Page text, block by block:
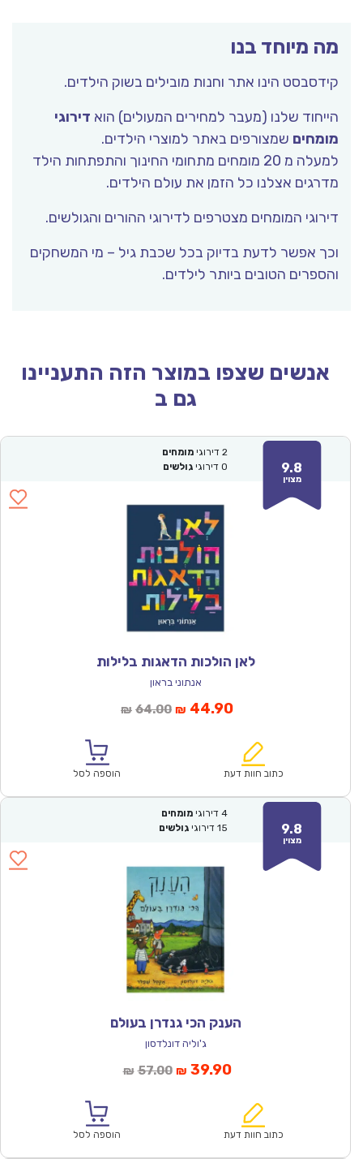
מה מיוחד בנו
קידסבסט הינו אתר וחנות מובילים בשוק הילדים.
הייחוד שלנו (מעבר למחירים המעולים) הוא דירוגי
מומחים שמצורפים באתר למוצרי הילדים.
למעלה מ 20 מומחים מתחומי החינוך והתפתחות הילד
מדרגים אצלנו כל הזמן את עולם הילדים.
דירוגי המומחים מצטרפים לדירוגי ההורים והגולשים.
וכך אפשר לדעת בדיוק בכל שכבת גיל – מי המשחקים
והספרים הטובים ביותר לילדים.
אנשים שצפו במוצר הזה התעניינו
גם ב
9.8
מצוין
2 דירוגי מומחים
0 דירוגי גולשים
לאן הולכות הדאגות בלילות
אנתוני בראון
₪ 64.00המחיר
₪64.00.
₪ 44.90המחיר
הוא:
כתוב חוות דעת הוספה לסל
9.8
מצוין
4 דירוגי מומחים
15 דירוגי גולשים
הענק הכי גנדרן בעולם
ג'וליה דונלדסון
₪ 57.00המחיר
₪57.00.
₪ 39.90המחיר
הוא:
כתוב חוות דעת הוספה לסל